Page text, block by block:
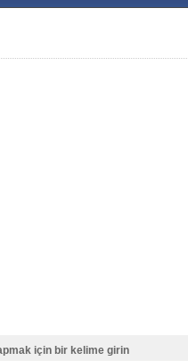
için bir kelime girin